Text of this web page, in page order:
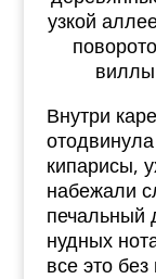
узкой
Внутри
кипарисы,
набежали
печальный
нудных
все это без